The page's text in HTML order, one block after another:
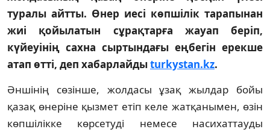
туралы айтты. Өнер иесі көпшілік тарапынан
жиі қойылатын сұрақтарға жауап беріп,
күйеуінің сахна сыртындағы еңбегін ерекше
атап өтті, деп хабарлайдыturkystan.kz.
Әншінің сөзінше, жолдасы ұзақ жылдар бойы
қазақ өнеріне қызмет етіп келе жатқанымен, өзін
көпшілікке көрсетуді немесе насихаттауды